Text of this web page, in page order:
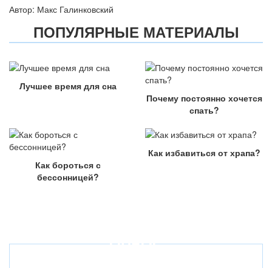
Автор: Макс Галинковский
ПОПУЛЯРНЫЕ МАТЕРИАЛЫ
Лучшее время для сна
Почему постоянно хочется
спать?
Как бороться с
бессонницей?
Как избавиться от храпа?
ОПРОС